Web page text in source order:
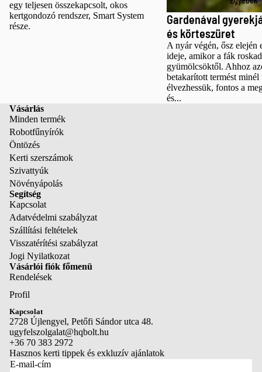
KERTI
TAKARÍTÁS
TISZTÍTÁS
Lombfúvók
Gereblyék
és ültető
eszközök
Gereblyék
seprűk
egy teljesen összekapcsolt, okos
kertgondozó rendszer, Smart System
része.
Gardenával
és körteszüret
A nyár végén, ősz elején
ideje, amikor a fák
gyümölcsöktől. Ahhoz
betakarított termést minél
élvezhessük, fontos a
és...
Vásárlás
Minden termék
Robotfűnyírók
Öntözés
Kerti szerszámok
Szivattyúk
Növényápolás
Segítség
Kapcsolat
Adatvédelmi szabályzat
Szállítási feltételek
Visszatérítési szabályzat
Jogi Nyilatkozat
Vásárlói fiók főmenü
Rendelések
Profil
Kapcsolat
2728 Újlengyel, Petőfi Sándor utca 48.
ugyfelszolgalat@hqbolt.hu
+36 70 383 2972
Hasznos kerti tippek és exkluzív ajánlatok
E-mail-cím
Visszatérítési szabályzat
Szállítási szabályzat
Kapcsolattartási adatok